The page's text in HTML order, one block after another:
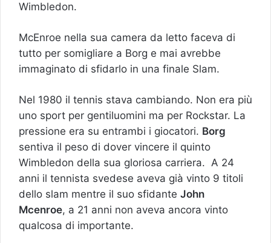
Wimbledon.
McEnroe nella sua camera da letto faceva di
tutto per somigliare a Borg e mai avrebbe
immaginato di sfidarlo in una finale Slam.
Nel 1980 il tennis stava cambiando. Non era più
uno sport per gentiluomini ma per Rockstar. La
pressione era su entrambi i giocatori. Borg
sentiva il peso di dover vincere il quinto
Wimbledon della sua gloriosa carriera. A 24
anni il tennista svedese aveva già vinto 9 titoli
dello slam mentre il suo sfidante John
Mcenroe, a 21 anni non aveva ancora vinto
qualcosa di importante.